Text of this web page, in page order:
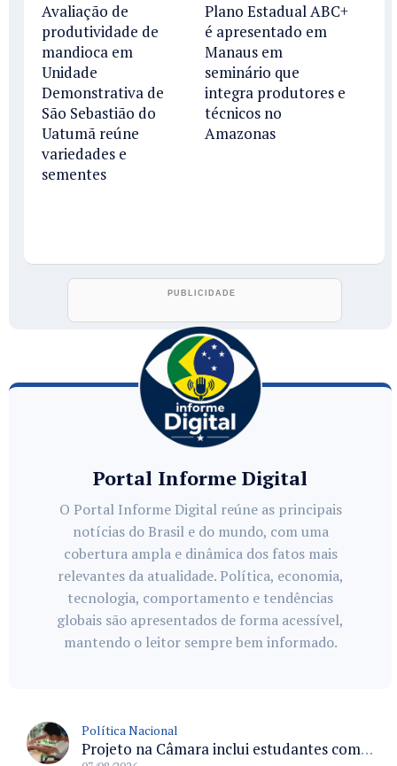
Avaliação de
produtividade de
mandioca em
Unidade
Demonstrativa de
São Sebastião do
Uatumã reúne
variedades e
sementes
Plano Estadual ABC+
é apresentado em
Manaus em
seminário que
integra produtores e
técnicos no
Amazonas
Portal Informe Digital
O Portal Informe Digital reúne as principais
notícias do Brasil e do mundo, com uma
cobertura ampla e dinâmica dos fatos mais
relevantes da atualidade. Política, economia,
tecnologia, comportamento e tendências
globais são apresentados de forma acessível,
mantendo o leitor sempre bem informado.
Política Nacional
Projeto na Câmara inclui estudantes com deficiência no regime escolar especial da LDB e estabelece critérios para frequência